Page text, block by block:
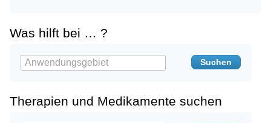
Was hilft bei … ?
Therapien und Medikamente suchen